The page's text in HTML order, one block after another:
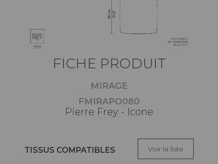
FICHE PRODUIT
MIRAGE
FMIRAPO080
Pierre Frey - Icone
TISSUS COMPATIBLES Voir la liste